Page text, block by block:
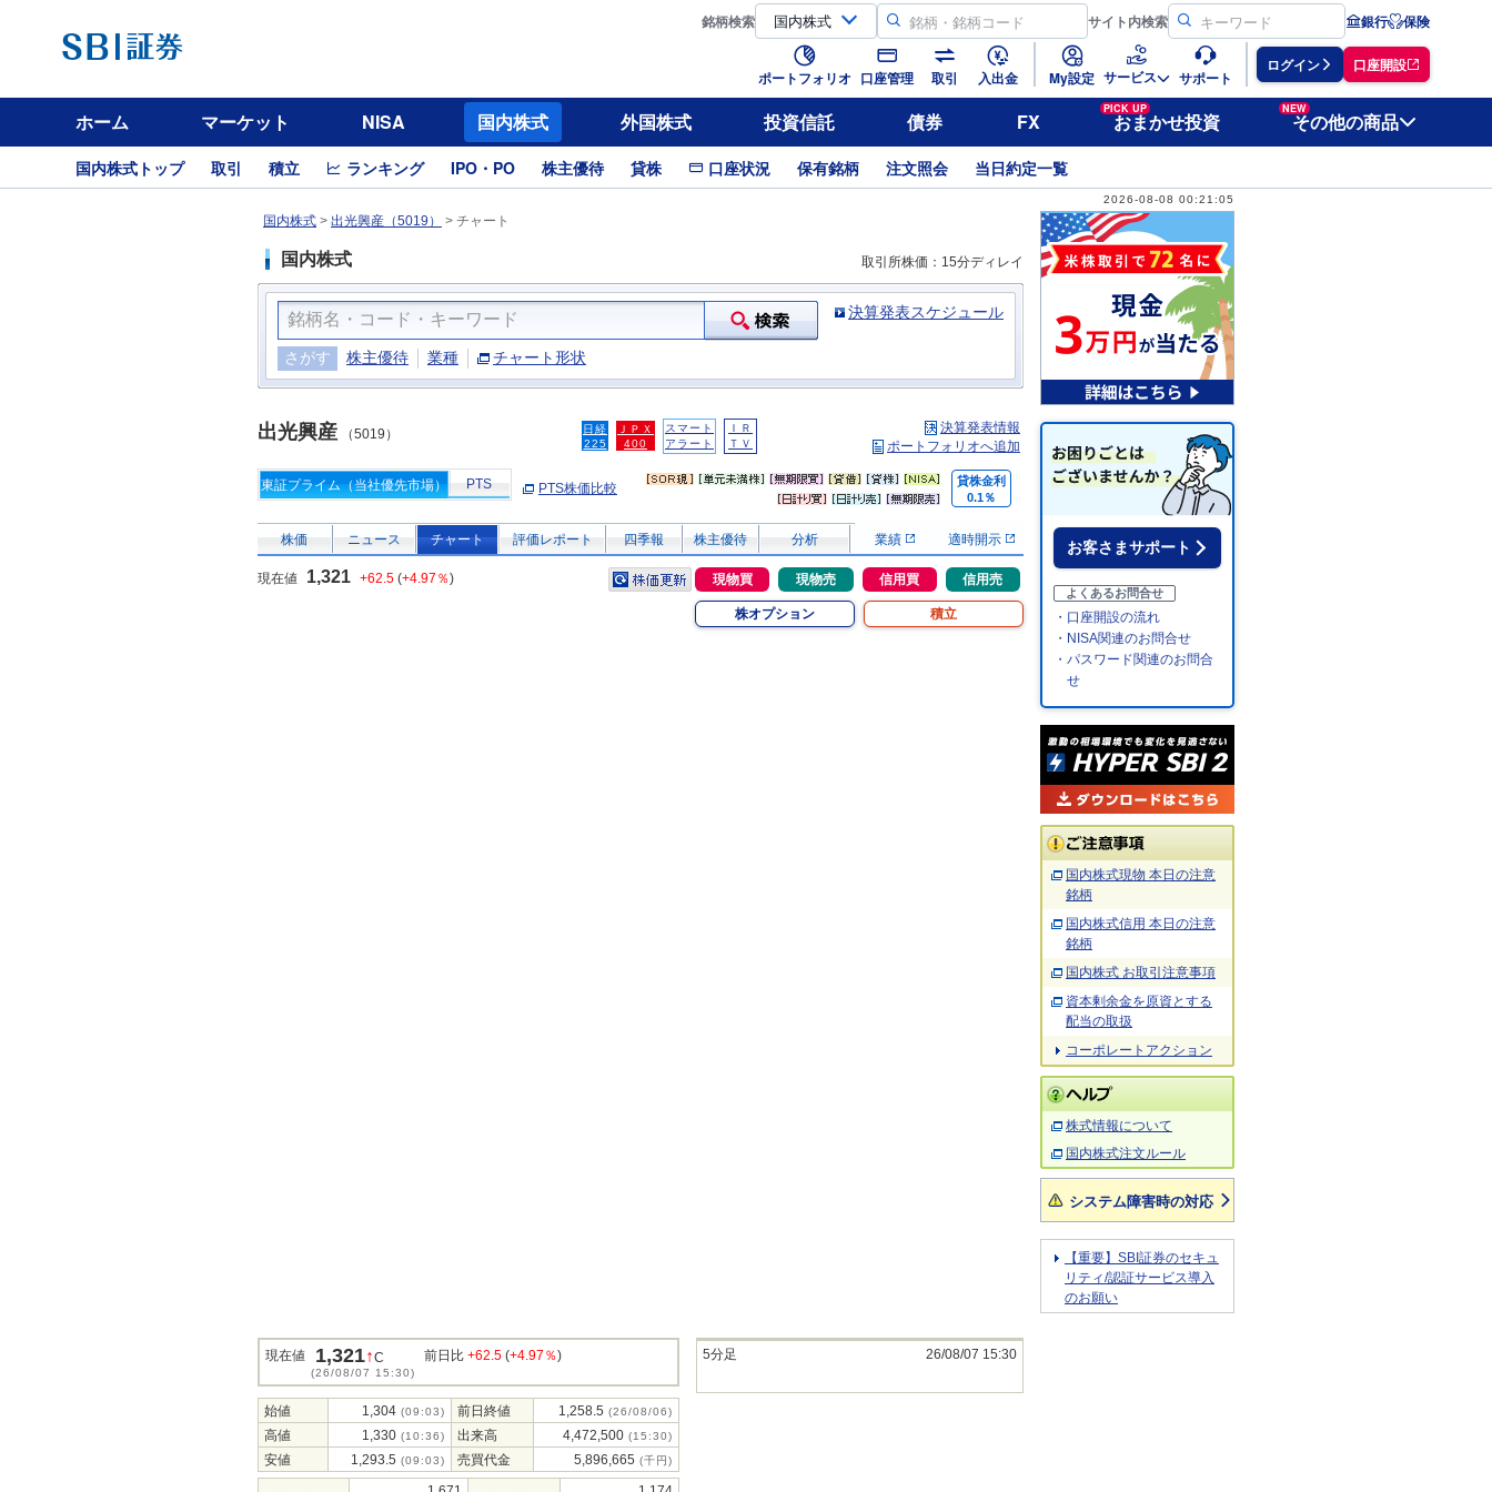
銘柄検索 サイト内検索 銀行 保険
ポートフォリオ 口座管理 取引 入出金 My設定 サービス サポート
ログイン 口座開設
ホーム マーケット NISA 国内株式 外国株式 投資信託 債券 FX
PICK UP
おまかせ投資
NEW
その他の商品
国内株式トップ 取引 積立 ランキング IPO・PO 株主優待 貸株 口座状況 保有銘柄 注文照会 当日約定一覧
2026-08-08 00:21:05
国内株式 > 出光興産（5019） > チャート
国内株式 取引所株価：15分ディレイ
決算発表スケジュール
さがす 株主優待 業種 チャート形状
出光興産 （5019）
日経
225
ＪＰＸ
400
スマート
アラート
ＩＲ
ＴＶ
決算発表情報
ポートフォリオへ追加
東証プライム（当社優先市場） PTS PTS株価比較
貸株金利
0.1％
株価 ニュース チャート 評価レポート 四季報 株主優待 分析 業績 適時開示
現在値 1,321 +62.5 (+4.97％) 現物買 現物売 信用買 信用売
株オプション 積立
現在値 1,321↑C
(26/08/07 15:30)
前日比 +62.5 (+4.97％)
始値 1,304 (09:03) 前日終値 1,258.5 (26/08/06)
高値 1,330 (10:36) 出来高 4,472,500 (15:30)
安値 1,293.5 (09:03) 売買代金 5,896,665 (千円)
5分足 26/08/07 15:30
お客さまサポート
よくあるお問合せ
・口座開設の流れ
・NISA関連のお問合せ
・パスワード関連のお問合
せ
国内株式現物 本日の注意
銘柄
国内株式信用 本日の注意
銘柄
国内株式 お取引注意事項
資本剰余金を原資とする
配当の取扱
コーポレートアクション
株式情報について
国内株式注文ルール
システム障害時の対応
【重要】SBI証券のセキュ
リティ/認証サービス導入
のお願い